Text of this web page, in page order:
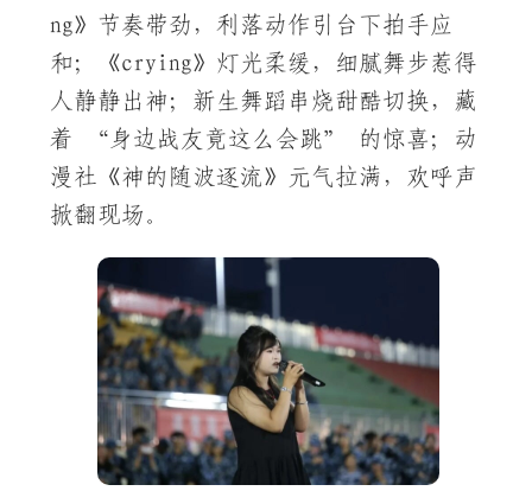
ng》节奏带劲，利落动作引台下拍手应
和；《crying》灯光柔缓，细腻舞步惹得
人静静出神；新生舞蹈串烧甜酷切换，藏
着 “身边战友竟这么会跳” 的惊喜；动
漫社《神的随波逐流》元气拉满，欢呼声
掀翻现场。